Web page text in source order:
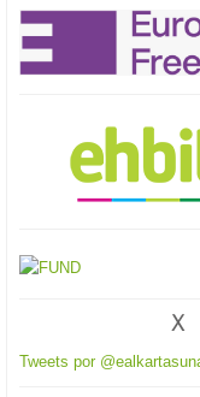
X
Tweets por